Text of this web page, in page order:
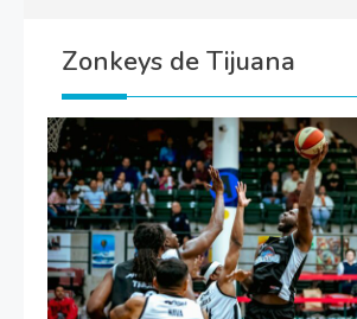
Zonkeys de Tijuana